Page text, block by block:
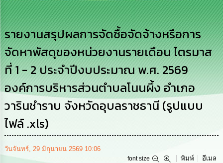
การ
บริหาร
งาน
การ
ส่ง
เสริม
ความ
โปร่งใส
การ
จัด
ซื้อ
จัด
จ้าง
รายงานสรุปผลการจัดซื้อจัดจ้างหรือการ
จัดหาพัสดุของหน่วยงานรายเดือน ไตรมาส
ที่ 1 - 2 ประจำปีงบประมาณ พ.ศ. 2569
องค์การบริหารส่วนตำบลโนนผึ้ง อำเภอ
วารินชำราบ จังหวัดอุบลราชธานี (รูปแบบ
ไฟล์ .xls)
วันจันทร์, 29 มิถุนายน 2569 10:06
font size พิมพ์
อีเมล